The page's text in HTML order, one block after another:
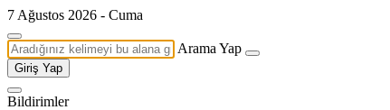
7 Ağustos 2026 - Cuma
Arama Yap
Giriş Yap
Bildirimler